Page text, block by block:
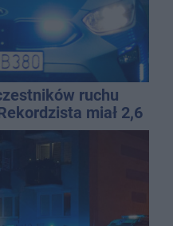
ruchu
miał 2,6